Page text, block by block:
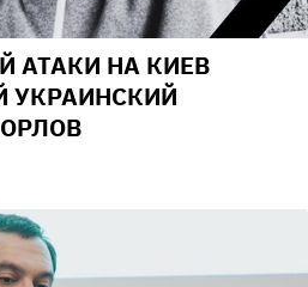
АТАКИ НА КИЕВ
УКРАИНСКИЙ